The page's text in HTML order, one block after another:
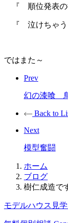
『 順位発表の
『 泣けちゃう
ではまた～
Prev
幻の漆喰
Back to
Next
模型奮闘
ホーム
ブログ
樹仁成造で
モデルハウス見学